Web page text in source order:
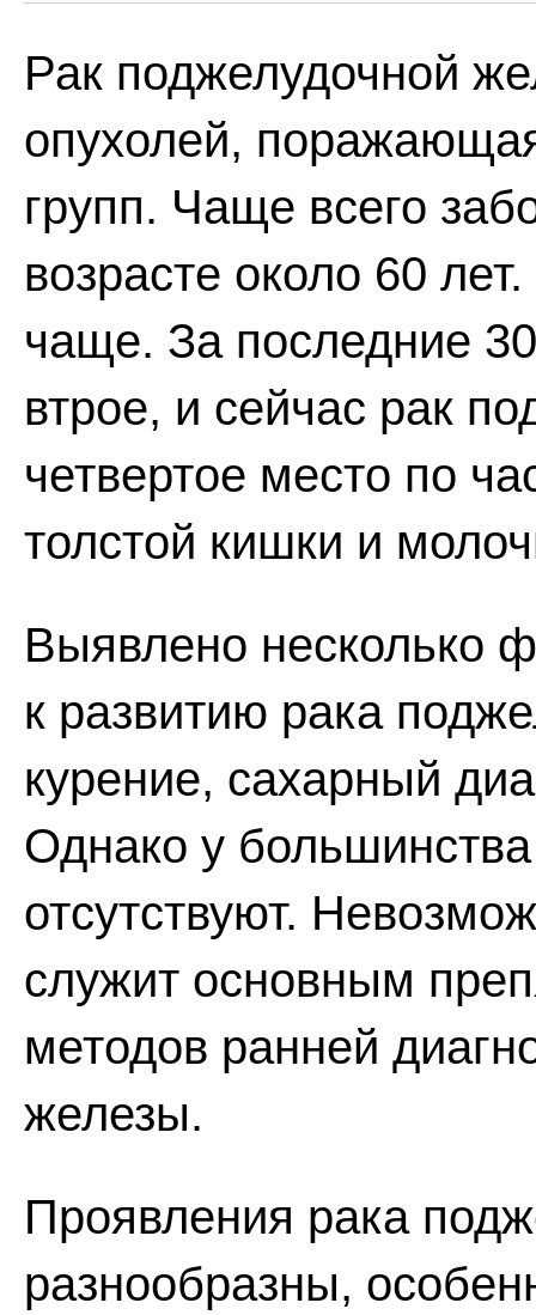
Рак поджелудочной
опухолей,
групп. Чаще всего
возрасте около 60
чаще. За последние
втрое, и сейчас рак
четвертое место по
толстой кишки и
Выявлено несколько
к развитию рака
курение, сахарный
Однако у
отсутствуют.
служит основным
методов ранней
железы.
Проявления рака
разнообразны,